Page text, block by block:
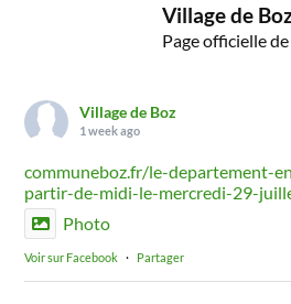
Village de
Page officielle
Village de Boz
1 week ago
communeboz.fr/le-departement-
partir-de-midi-le-mercredi-29-
Photo
Voir sur Facebook · Partager